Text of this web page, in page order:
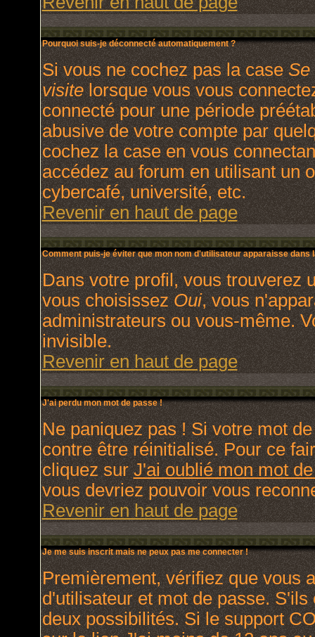
Pourquoi suis-je déconnecté automatiquement ?
Si vous ne cochez pas la caseSe
visitelorsque vous vous
connecté pour une période
abusive de votre compte par
cochez la case en vous
accédez au forum en utilisant un
cybercafé, université, etc.
Revenir en haut de page
Comment puis-je éviter que mon nom d'utilisateur apparaisse dans
Dans votre profil, vous trouverez
vous choisissezOui, vous
administrateurs ou vous-même.
invisible.
Revenir en haut de page
J'ai perdu mon mot de passe !
Ne paniquez pas ! Si votre mot
contre être réinitialisé. Pour ce
cliquez surJ'ai oublié mon mot
vous devriez pouvoir vous
Revenir en haut de page
Je me suis inscrit mais ne peux pas me connecter !
Premièrement, vérifiez que vous
d'utilisateur et mot de passe.
deux possibilités. Si le support